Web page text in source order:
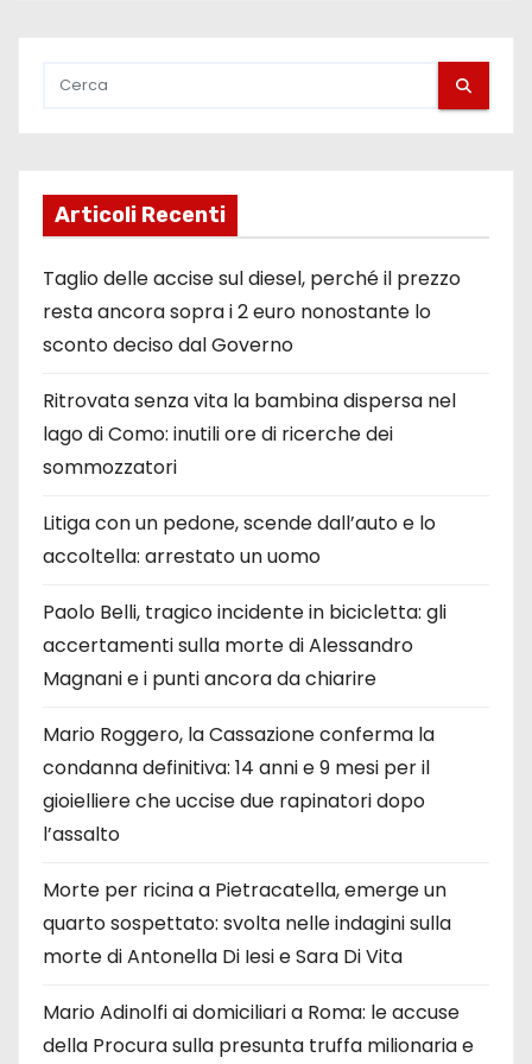
Articoli Recenti
Taglio delle accise sul diesel, perché il prezzo
resta ancora sopra i 2 euro nonostante lo
sconto deciso dal Governo
Ritrovata senza vita la bambina dispersa nel
lago di Como: inutili ore di ricerche dei
sommozzatori
Litiga con un pedone, scende dall’auto e lo
accoltella: arrestato un uomo
Paolo Belli, tragico incidente in bicicletta: gli
accertamenti sulla morte di Alessandro
Magnani e i punti ancora da chiarire
Mario Roggero, la Cassazione conferma la
condanna definitiva: 14 anni e 9 mesi per il
gioielliere che uccise due rapinatori dopo
l’assalto
Morte per ricina a Pietracatella, emerge un
quarto sospettato: svolta nelle indagini sulla
morte di Antonella Di Iesi e Sara Di Vita
Mario Adinolfi ai domiciliari a Roma: le accuse
della Procura sulla presunta truffa milionaria e